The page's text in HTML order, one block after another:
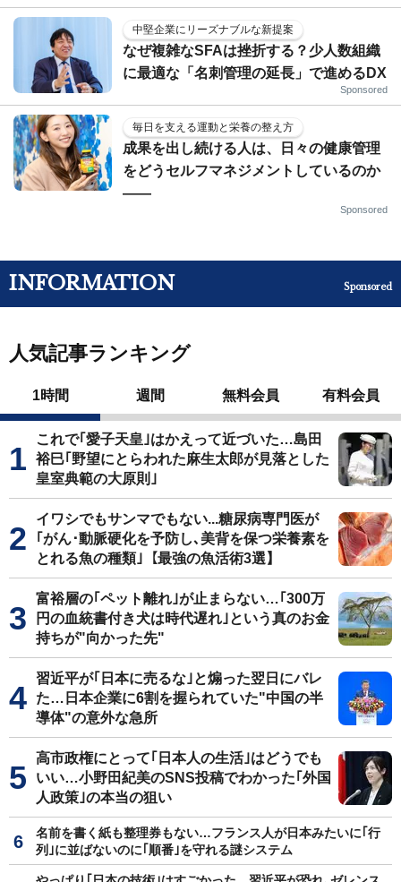
中堅企業にリーズナブルな新提案
なぜ複雑なSFAは挫折する？少人数組織
に最適な「名刺管理の延長」で進めるDX
Sponsored
毎日を支える運動と栄養の整え方
成果を出し続ける人は、日々の健康管理
をどうセルフマネジメントしているのか
——
Sponsored
INFORMATION Sponsored
人気記事ランキング
1時間 週間 無料会員 有料会員
これで｢愛子天皇｣はかえって近づいた…島田
裕巳｢野望にとらわれた麻生太郎が見落とした
皇室典範の大原則｣
イワシでもサンマでもない...糖尿病専門医が
｢がん･動脈硬化を予防し､美背を保つ栄養素を
とれる魚の種類｣【最強の魚活術3選】
富裕層の｢ペット離れ｣が止まらない…｢300万
円の血統書付き犬は時代遅れ｣という真のお金
持ちが"向かった先"
習近平が｢日本に売るな｣と煽った翌日にバレ
た…日本企業に6割を握られていた"中国の半
導体"の意外な急所
高市政権にとって｢日本人の生活｣はどうでも
いい…小野田紀美のSNS投稿でわかった｢外国
人政策｣の本当の狙い
名前を書く紙も整理券もない…フランス人が日本みたいに｢行
列｣に並ばないのに｢順番｣を守れる謎システム